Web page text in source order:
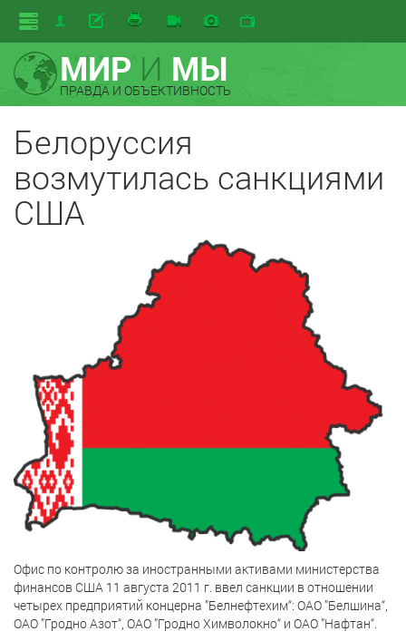
МИРИ МЫ
ПРАВДА И ОБЪЕКТИВНОСТЬ
Белоруссия
возмутилась санкциями
США
Офис по контролю за иностранными активами министерства
финансов США 11 августа 2011 г. ввел санкции в отношении
четырех предприятий концерна ”Белнефтехим“: ОАО ”Белшина“,
ОАО ”Гродно Азот“, ОАО ”Гродно Химволокно“ и ОАО ”Нафтан“.